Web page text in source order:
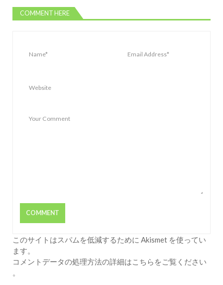
COMMENT HERE
このサイトはスパムを低減するために Akismet を使ってい
ます。
コメントデータの処理方法の詳細はこちらをご覧ください